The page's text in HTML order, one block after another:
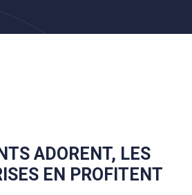
ADORENT, LES
EN PROFITENT